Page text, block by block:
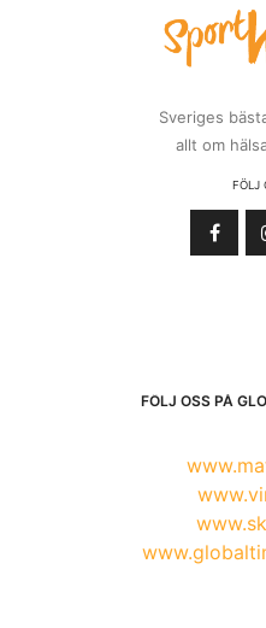
Sveriges
allt om
FÖLJ
FÖLJ OSS PÅ